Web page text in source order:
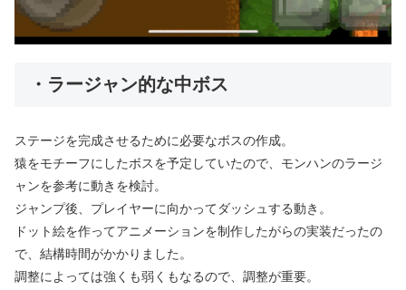
・ラージャン的な中ボス
ステージを完成させるために必要なボスの作成。
猿をモチーフにしたボスを予定していたので、モンハンのラージ
ャンを参考に動きを検討。
ジャンプ後、プレイヤーに向かってダッシュする動き。
ドット絵を作ってアニメーションを制作したがらの実装だったの
で、結構時間がかかりました。
調整によっては強くも弱くもなるので、調整が重要。